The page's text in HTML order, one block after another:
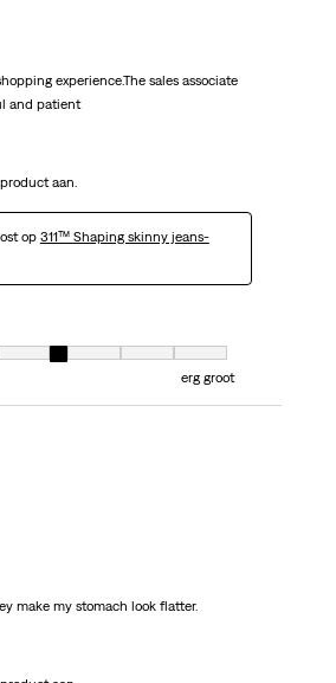
experience.The sales associate
and patient
aan.
op 311™ Shaping skinny jeans-
1 gelijk is aan Heel klein en 7 gelijk is aan erg groot
erg groot
make my stomach look flatter.